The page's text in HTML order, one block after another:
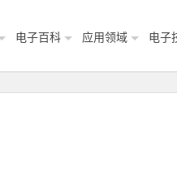
电子百科 应用领域 电子